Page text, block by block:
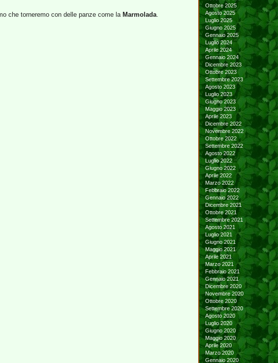
che torneremo con delle panze come la Marmolada.
Ottobre 2025
Agosto 2025
Luglio 2025
Giugno 2025
Gennaio 2025
Luglio 2024
Aprile 2024
Gennaio 2024
Dicembre 2023
Ottobre 2023
Settembre 2023
Agosto 2023
Luglio 2023
Giugno 2023
Maggio 2023
Aprile 2023
Dicembre 2022
Novembre 2022
Ottobre 2022
Settembre 2022
Agosto 2022
Luglio 2022
Giugno 2022
Aprile 2022
Marzo 2022
Febbraio 2022
Gennaio 2022
Dicembre 2021
Ottobre 2021
Settembre 2021
Agosto 2021
Luglio 2021
Giugno 2021
Maggio 2021
Aprile 2021
Marzo 2021
Febbraio 2021
Gennaio 2021
Dicembre 2020
Novembre 2020
Ottobre 2020
Settembre 2020
Agosto 2020
Luglio 2020
Giugno 2020
Maggio 2020
Aprile 2020
Marzo 2020
Gennaio 2020